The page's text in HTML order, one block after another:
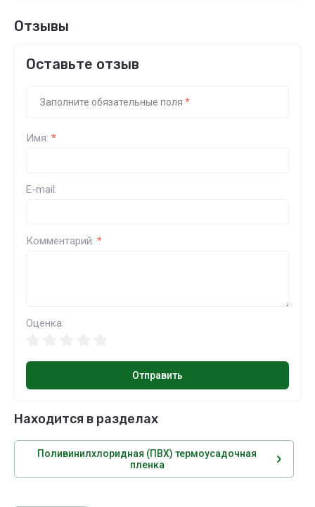
Отзывы
Оставьте отзыв
Заполните обязательные поля *
Имя: *
E-mail:
Комментарий: *
Оценка:
Отправить
Находится в разделах
Поливинилхлоридная (ПВХ) термоусадочная
пленка